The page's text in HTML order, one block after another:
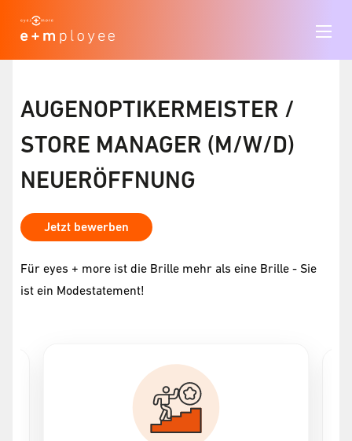
AUGENOPTIKERMEISTER /
STORE MANAGER (M/W/D)
NEUERÖFFNUNG
Jetzt bewerben
Für eyes + more ist die Brille mehr als eine Brille - Sie
ist ein Modestatement!